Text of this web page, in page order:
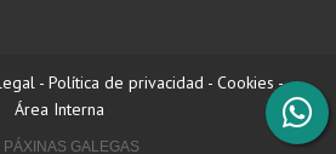
- Política de privacidad - Cookies -
Área Interna
GALEGAS